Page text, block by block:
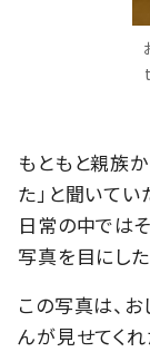
もともと親族
た」と聞いてい
日常の中では
写真を目にし
この写真は、
んが見せてくれ